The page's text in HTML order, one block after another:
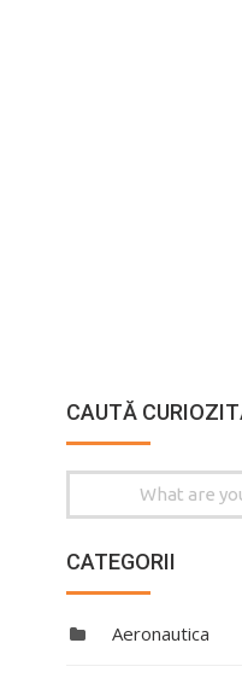
CAUTĂ
Search
CATEGORII
Aeronautica